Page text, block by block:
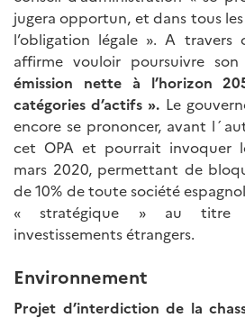
jugera opportun, et dans tous
l’obligation légale ». A travers
affirme vouloir poursuivre
émission nette à l’horizon
catégories d’actifs ». Le
encore se prononcer, avant
cet OPA et pourrait invoquer
mars 2020, permettant de
de 10% de toute société
« stratégique » au titre
investissements étrangers.
Environnement
Projet d’interdiction de la